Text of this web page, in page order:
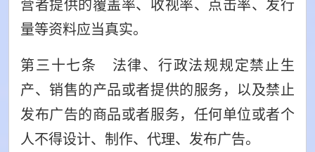
营者提供的覆盖率、收视率、点击率、发行
量等资料应当真实。
第三十七条 法律、行政法规规定禁止生
产、销售的产品或者提供的服务，以及禁止
发布广告的商品或者服务，任何单位或者个
人不得设计、制作、代理、发布广告。